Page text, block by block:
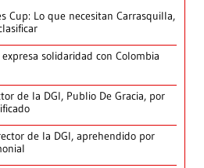
Cup: Lo que necesitan Carrasquilla,
solidaridad con Colombia
de la DGI, Publio De Gracia, por
de la DGI, aprehendido por